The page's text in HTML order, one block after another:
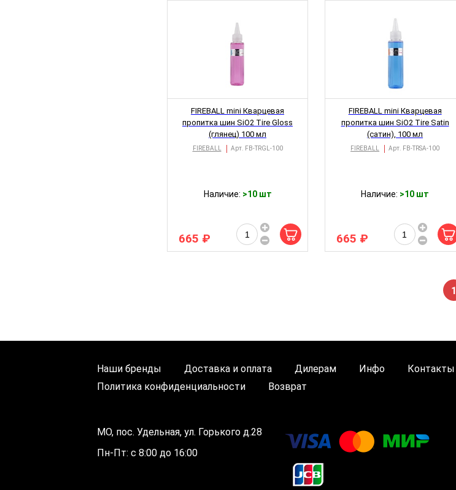
FIREBALL mini Кварцевая
пропитка шин SiO2 Tire Gloss
(глянец) 100 мл
Арт. FB-TRGL-100
FIREBALL
Наличие: >10 шт
665 ₽
FIREBALL mini Кварцевая
пропитка шин SiO2 Tire Satin
(сатин), 100 мл
Арт. FB-TRSA-100
FIREBALL
Наличие: >10 шт
665 ₽
1
Наши бренды Доставка и оплата Дилерам Инфо
Контакты
Политика конфиденциальности
Возврат
МО, пос. Удельная, ул. Горького д.28
Пн-Пт: с 8:00 до 16:00